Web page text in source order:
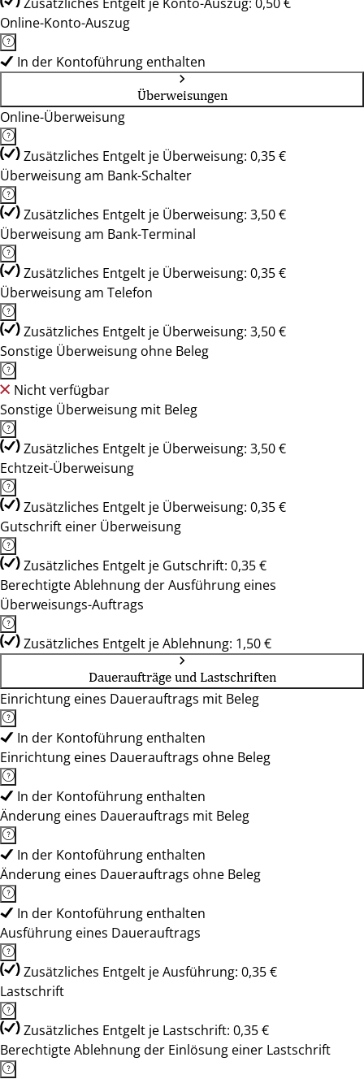
Online-Konto-Auszug
In der Kontoführung enthalten
Überweisungen
Online-Überweisung
Zusätzliches Entgelt je Überweisung: 0,35 €
Überweisung am Bank-Schalter
Zusätzliches Entgelt je Überweisung: 3,50 €
Überweisung am Bank-Terminal
Zusätzliches Entgelt je Überweisung: 0,35 €
Überweisung am Telefon
Zusätzliches Entgelt je Überweisung: 3,50 €
Sonstige Überweisung ohne Beleg
Nicht verfügbar
Sonstige Überweisung mit Beleg
Zusätzliches Entgelt je Überweisung: 3,50 €
Echtzeit-Überweisung
Zusätzliches Entgelt je Überweisung: 0,35 €
Gutschrift einer Überweisung
Zusätzliches Entgelt je Gutschrift: 0,35 €
Berechtigte Ablehnung der Ausführung eines
Überweisungs-Auftrags
Zusätzliches Entgelt je Ablehnung: 1,50 €
Daueraufträge und Lastschriften
Einrichtung eines Dauerauftrags mit Beleg
In der Kontoführung enthalten
Einrichtung eines Dauerauftrags ohne Beleg
In der Kontoführung enthalten
Änderung eines Dauerauftrags mit Beleg
In der Kontoführung enthalten
Änderung eines Dauerauftrags ohne Beleg
In der Kontoführung enthalten
Ausführung eines Dauerauftrags
Zusätzliches Entgelt je Ausführung: 0,35 €
Lastschrift
Zusätzliches Entgelt je Lastschrift: 0,35 €
Berechtigte Ablehnung der Einlösung einer Lastschrift